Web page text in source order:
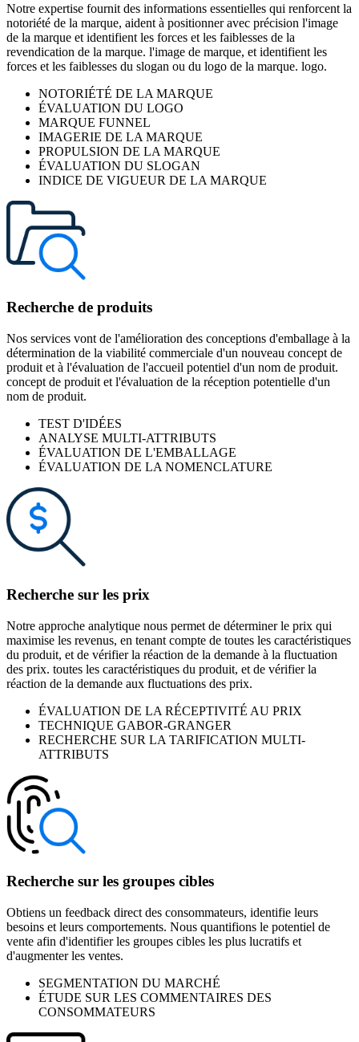
Notre expertise fournit des informations essentielles qui renforcent la
notoriété de la marque, aident à positionner avec précision l'image
de la marque et identifient les forces et les faiblesses de la
revendication de la marque. l'image de marque, et identifient les
forces et les faiblesses du slogan ou du logo de la marque. logo.
NOTORIÉTÉ DE LA MARQUE
ÉVALUATION DU LOGO
MARQUE FUNNEL
IMAGERIE DE LA MARQUE
PROPULSION DE LA MARQUE
ÉVALUATION DU SLOGAN
INDICE DE VIGUEUR DE LA MARQUE
Recherche de produits
Nos services vont de l'amélioration des conceptions d'emballage à la
détermination de la viabilité commerciale d'un nouveau concept de
produit et à l'évaluation de l'accueil potentiel d'un nom de produit.
concept de produit et l'évaluation de la réception potentielle d'un
nom de produit.
TEST D'IDÉES
ANALYSE MULTI-ATTRIBUTS
ÉVALUATION DE L'EMBALLAGE
ÉVALUATION DE LA NOMENCLATURE
Recherche sur les prix
Notre approche analytique nous permet de déterminer le prix qui
maximise les revenus, en tenant compte de toutes les caractéristiques
du produit, et de vérifier la réaction de la demande à la fluctuation
des prix. toutes les caractéristiques du produit, et de vérifier la
réaction de la demande aux fluctuations des prix.
ÉVALUATION DE LA RÉCEPTIVITÉ AU PRIX
TECHNIQUE GABOR-GRANGER
RECHERCHE SUR LA TARIFICATION MULTI-
ATTRIBUTS
Recherche sur les groupes cibles
Obtiens un feedback direct des consommateurs, identifie leurs
besoins et leurs comportements. Nous quantifions le potentiel de
vente afin d'identifier les groupes cibles les plus lucratifs et
d'augmenter les ventes.
SEGMENTATION DU MARCHÉ
ÉTUDE SUR LES COMMENTAIRES DES
CONSOMMATEURS